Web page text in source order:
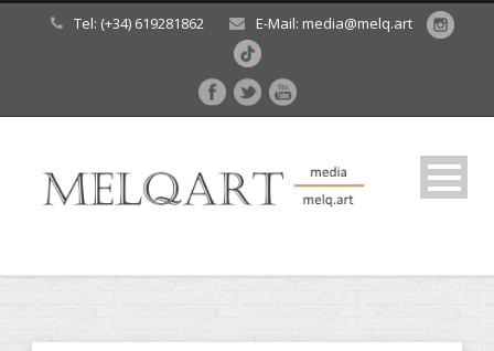
Tel: (+34) 619281862 E-Mail: media@melq.art